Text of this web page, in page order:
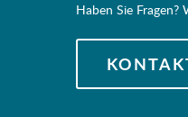
Haben Sie Fragen?